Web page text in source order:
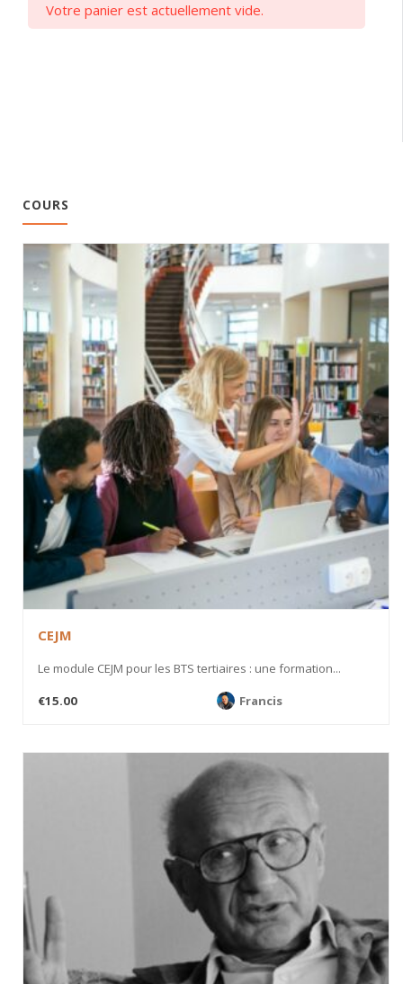
Votre panier est actuellement vide.
COURS
CEJM
Le module CEJM pour les BTS tertiaires : une formation...
€15.00
Francis